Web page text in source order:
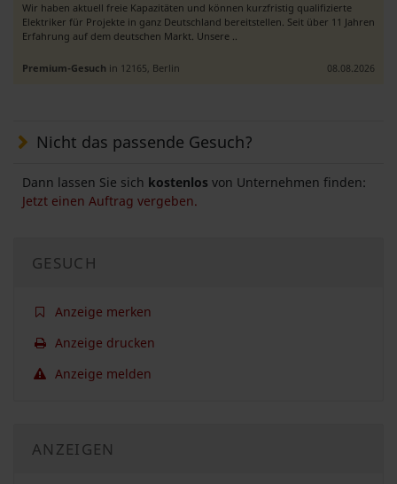
Wir haben aktuell freie Kapazitäten und können kurzfristig qualifizierte
Elektriker für Projekte in ganz Deutschland bereitstellen. Seit über 11 Jahren
Erfahrung auf dem deutschen Markt. Unsere ..
Premium-Gesuch in 12165, Berlin 08.08.2026
Nicht das passende Gesuch?
Dann lassen Sie sich kostenlos von Unternehmen finden:
Jetzt einen Auftrag vergeben.
GESUCH
Anzeige merken
Anzeige drucken
Anzeige melden
ANZEIGEN